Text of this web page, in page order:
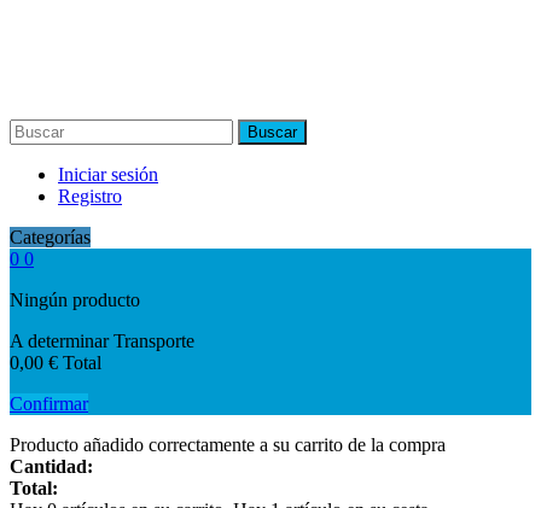
Categorías
Ningún producto
A determinarTransporte
0,00 €
Confirmar
Producto añadido correctamente a su carrito de la compra
Cantidad:
Total:
Hay0artículos en su carrito.Hay 1 artículo en su cesta.
Total productos::
Total envío: :
Total :